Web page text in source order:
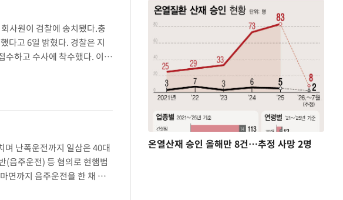
사원이 검찰에 송치됐다.충
다고 6일 밝혔다. 경찰은 지
수하고 수사에 착수했다. 이후
씨는 6·3선거에서 투표지
며 난폭운전까지 일삼은 40대
(음주운전) 등 혐의로 현햄범
면까지 음주운전을 한 채 과
시민은 경찰에 "음주운전이
온열산재 승인 올해만 8건…추정 사망 2명